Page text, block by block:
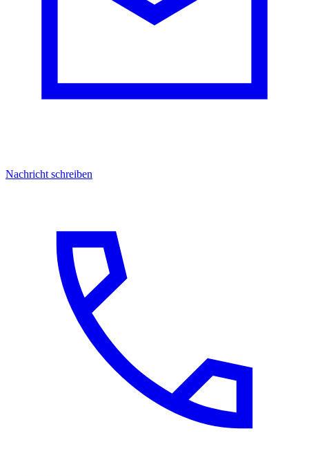
Nachricht schreiben